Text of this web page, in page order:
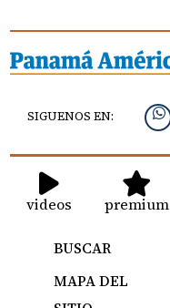
SIGUENOS EN:
videos premium
BUSCAR
MAPA DEL